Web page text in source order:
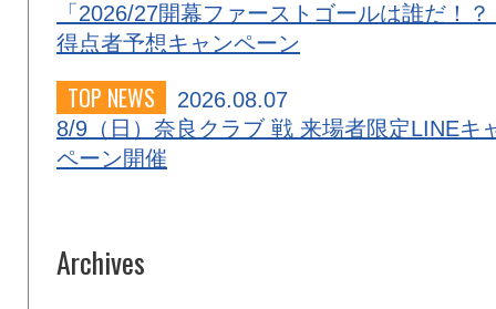
「2026/27開幕ファーストゴールは誰だ！？
得点者予想キャンペーン
TOP NEWS
2026.08.07
8/9（日）奈良クラブ 戦 来場者限定LINEキ
ペーン開催
Archives